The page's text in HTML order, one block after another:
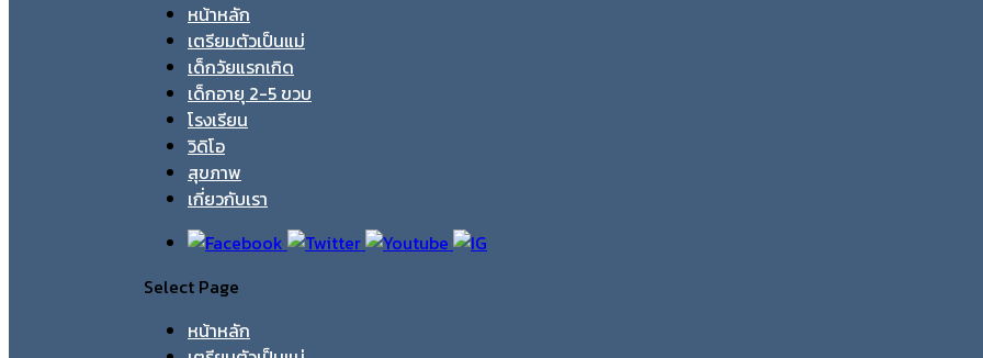
หน้าหลัก
เตรียมตัวเป็นแม่
เด็กวัยแรกเกิด
เด็กอายุ 2-5 ขวบ
โรงเรียน
วิดิโอ
สุขภาพ
เกี่ยวกับเรา
Select Page
หน้าหลัก